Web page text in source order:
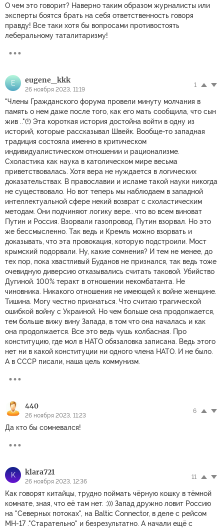
О чем это говорит? Наверно таким образом журналисты или
эксперты боятся брать на себя ответственность говоря
правду! Все таки хотя бы вопросами противостоять
леберальному таталитаризму!
E eugene_kkk
26 ноября 2023, 11:19
1
"Члены Гражданского форума провели минуту молчания в
память о нем даже после того, как его мать сообщила, что сын
жив .."(!) Эта короткая история достойна войти в одну из
историй, которые рассказывал Швейк. Вообще-то западная
традиция состояла именно в критическом
индивидуалистическом отношении и рационализме.
Схоластика как наука в католическом мире весьма
приветствовалась. Хотя вера не нуждается в логических
доказательствах. В православии и исламе такой науки никогда
не существовало. Но вот теперь мы наблюдаем в западной
интеллектуальной сфере некий возврат с схоластическим
методам. Они подчиняют логику вере.. что во всем виноват
Путин и Россия. Взорвали газопровод. Путин взорвал. Но это
же бессмысленно. Так ведь и Кремль можно взорвать и
доказывать, что эта провокация, которую подстроили. Мост
крымский подорвали. Ну, какие сомнения? И тем не менее, до
тех пор, пока хвастливый Буданов не признался, так ведь тоже
очевидную диверсию отказывались считать таковой. Убийство
Дугиной. 100% теракт в отношении некомбатанта. Не
чиновника. Никакого отношения не имеющей к войне женщине.
Тишина. Могу честно признаться. Что считаю трагической
ошибкой войну с Украиной. Но чем больше она продолжается,
тем больше вижу вину Запада, в том что она началась и как
она продолжается. Все это ведь чушь колбасная. Про
конституцию, где мол в НАТО обязаловка записана. Ведь этого
нет ни в какой конституции ни одного члена НАТО. И не было.
А в СССР писали, наша цель коммунизм.
440
26 ноября 2023, 11:23
6
Да кто бы сомневался!
K klara721
26 ноября 2023, 12:36
11
Как говорят китайцы, трудно поймать чёрную кошку в тёмной
комнате, зная, что её там нет. :))) Запад дружно ловит Россию
на "Северных потоках", на Baltic Connector, в деле с рейсом
MH-17 ."Старательно" и безрезультатно. А начали ещё с